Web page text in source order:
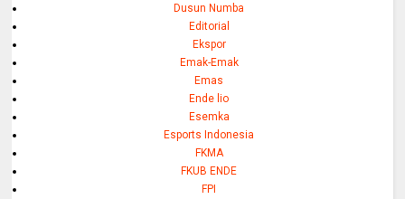
Dusun Numba
Editorial
Ekspor
Emak-Emak
Emas
Ende lio
Esemka
Esports Indonesia
FKMA
FKUB ENDE
FPI